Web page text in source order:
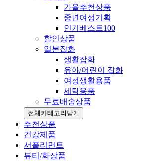
가을추천상품
중년여성기획
인기베스트100
할인상품
일본잡화
생활잡화
유아/어린이 잡화
여성생활용품
세탁용품
무료배송상품
전체카테고리 닫기
추천상품
건강제품
서플리먼트
뷰티/화장품